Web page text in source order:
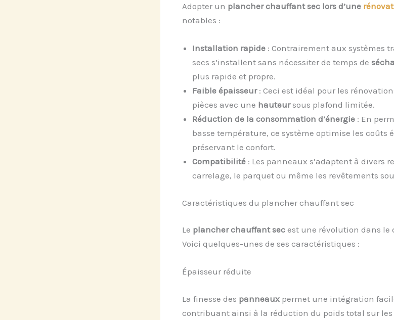
Adopter un plancher chauffant sec lors d’une
notables :
Installation rapide: Contrairement aux systèmes
secs s’installent sans nécessiter de temps de
plus rapide et propre.
Faible épaisseur: Ceci est idéal pour les
pièces avec une hauteursous plafond limitée.
Réduction de la consommation d’énergie: En
basse température, ce système optimise les coûts
préservant le confort.
Compatibilité: Les panneaux s’adaptent à divers
carrelage, le parquet ou même les revêtements
Caractéristiques du plancher chauffant sec
Le plancher chauffant secest une révolution dans le
Voici quelques-unes de ses caractéristiques :
Épaisseur réduite
La finesse des panneauxpermet une intégration
contribuant ainsi à la réduction du poids total sur